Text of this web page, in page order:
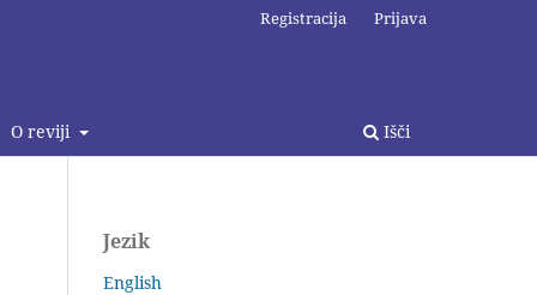
O reviji Išči
Registracija Prijava
Jezik
English